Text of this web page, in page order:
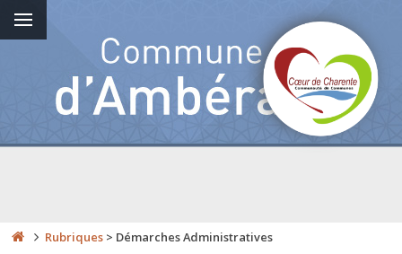
Rubriques > Démarches Administratives